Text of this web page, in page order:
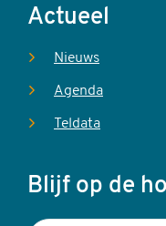
Actueel
Nieuws
Agenda
Teldata
Blijf op de